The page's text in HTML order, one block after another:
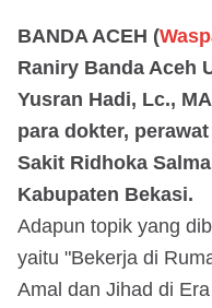
BANDA ACEH (
Raniry Banda Aceh
Yusran Hadi, Lc.,
para dokter,
Sakit Ridhoka
Kabupaten Bekasi.
Adapun topik yang
yaitu "Bekerja di
Amal dan Jihad di